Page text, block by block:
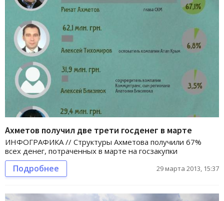
Ахметов получил две трети госденег в марте
ИНФОГРАФИКА // Структуры Ахметова получили 67%
всех денег, потраченных в марте на госзакупки
Подробнее 29 марта 2013, 15:37